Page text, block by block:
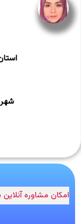
شهر
امکان مشاوره